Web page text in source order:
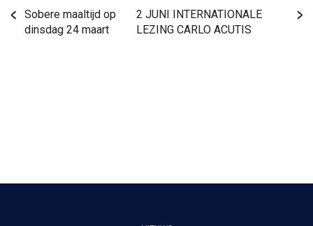
Sobere maaltijd op
dinsdag 24 maart
2 JUNI INTERNATIONALE
LEZING CARLO ACUTIS